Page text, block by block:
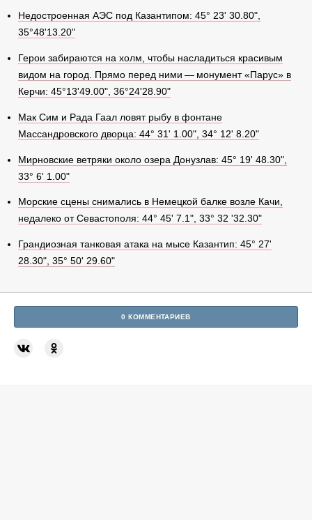
Недостроенная АЭС под Казантипом: 45° 23' 30.80",
35°48'13.20"
Герои забираются на холм, чтобы насладиться красивым
видом на город. Прямо перед ними — монумент «Парус» в
Керчи: 45°13'49.00", 36°24'28.90"
Мак Сим и Рада Гаал ловят рыбу в фонтане
Массандровского дворца: 44° 31' 1.00", 34° 12' 8.20"
Мирновские ветряки около озера Донузлав: 45° 19' 48.30",
33° 6' 1.00"
Морские сцены снимались в Немецкой балке возле Качи,
недалеко от Севастополя: 44° 45' 7.1", 33° 32 '32.30"
Грандиозная танковая атака на мысе Казантип: 45° 27'
28.30", 35° 50' 29.60"
0 КОММЕНТАРИЕВ